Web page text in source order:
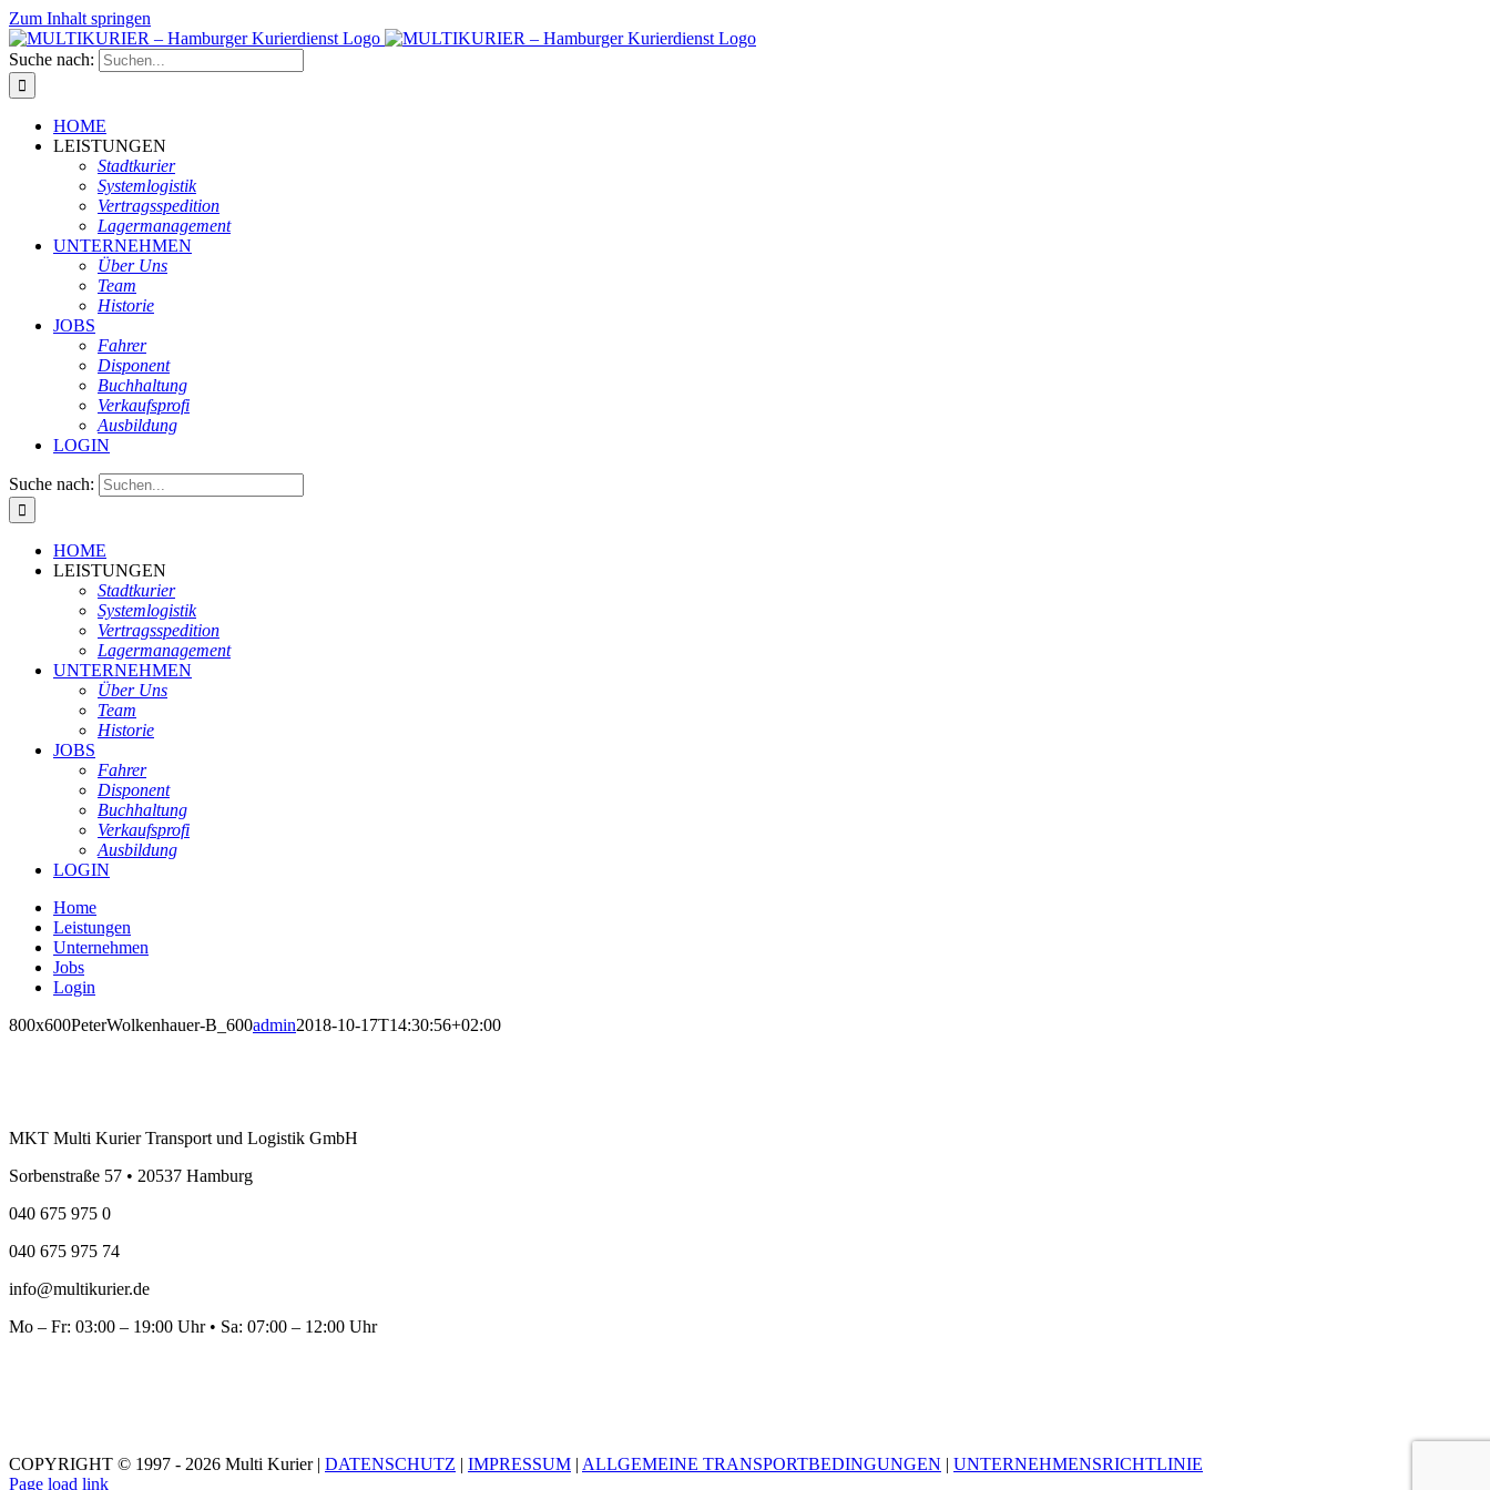
Zum Inhalt springen
Suche nach:
HOME
LEISTUNGEN
Stadtkurier
Systemlogistik
Vertragsspedition
Lagermanagement
UNTERNEHMEN
Über Uns
Team
Historie
JOBS
Fahrer
Disponent
Buchhaltung
Verkaufsprofi
Ausbildung
LOGIN
Suche nach:
HOME
LEISTUNGEN
Stadtkurier
Systemlogistik
Vertragsspedition
Lagermanagement
UNTERNEHMEN
Über Uns
Team
Historie
JOBS
Fahrer
Disponent
Buchhaltung
Verkaufsprofi
Ausbildung
LOGIN
Home
Leistungen
Unternehmen
Jobs
Login
800x600PeterWolkenhauer-B_600admin2018-10-17T14:30:56+02:00
MKT Multi Kurier Transport und Logistik GmbH
Sorbenstraße 57 • 20537 Hamburg
040 675 975 0
040 675 975 74
info@multikurier.de
Mo – Fr: 03:00 – 19:00 Uhr • Sa: 07:00 – 12:00 Uhr
COPYRIGHT © 1997 - 2026 Multi Kurier | DATENSCHUTZ | IMPRESSUM | ALLGEMEINE TRANSPORTBEDINGUNGEN | UNTERNEHMENSRICHTLINIE
Page load link